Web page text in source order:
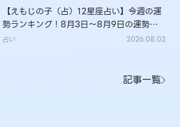
【えもじの子（占）12星座占い】今週の運
勢ランキング！8月3日～8月9日の運勢
は？
占い 2026.08.02
記事一覧